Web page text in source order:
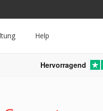
Help
Hervorragend